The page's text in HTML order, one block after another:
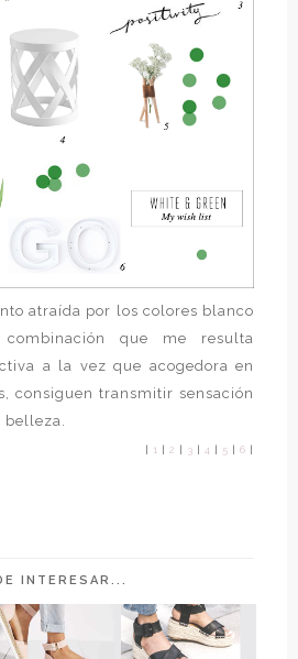
atraída por los colores blanco
que me resulta
a la vez que acogedora en
consiguen transmitir sensación
belleza.
1 2 3 4 5 6
INTERESAR...